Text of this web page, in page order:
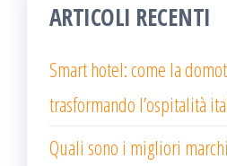
ARTICOLI RECENTI
Smart hotel: come la
trasformando l’ospitalità
Quali sono i migliori